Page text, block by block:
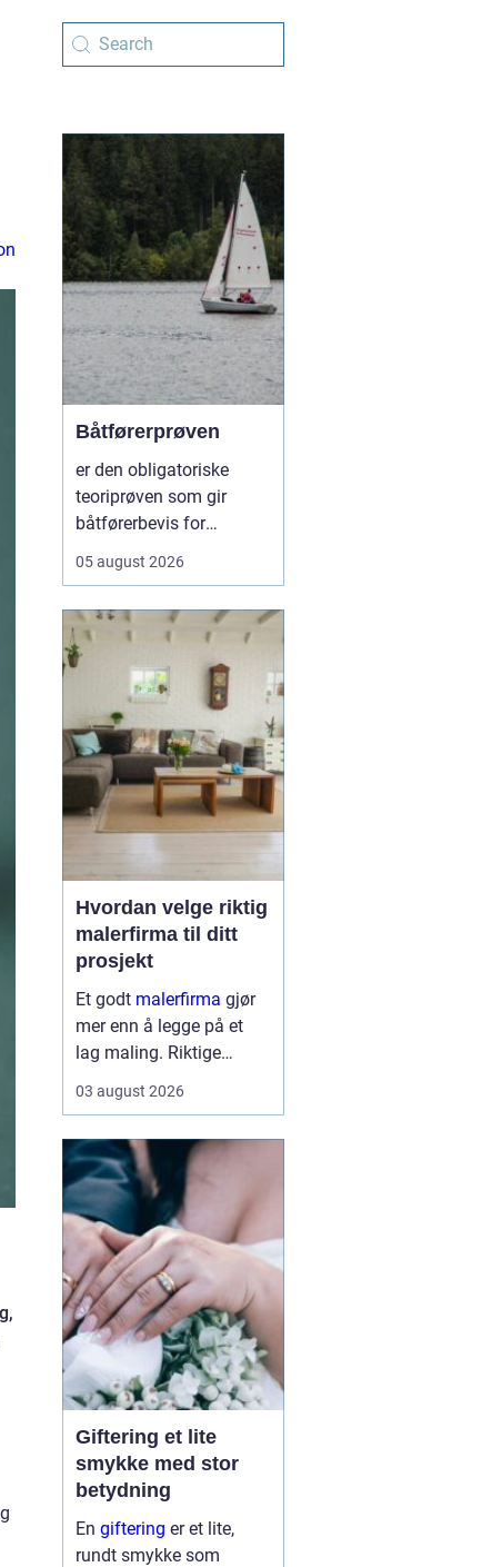
Båtførerprøven
er den obligatoriske
teoriprøven som gir
båtførerbevis for
dokumenterer at føreren
sjøvett, navigasjon, lover
og regler, samt sikkerhet
om bord. For alle som vil
bruke motorbåt lovlig og
trygt, er dette et...
05 august 2026
Hvordan velge riktig
malerfirma til ditt
prosjekt
Et godt malerfirma gjør
mer enn å legge på et
lag maling. Riktige
levetiden på bygget,
og spare både tid og
penger. Samtidig kan feil
valg gi ekstra
kostnader,...
03 august 2026
Giftering et lite
smykke med stor
betydning
En giftering er et lite,
rundt smykke som